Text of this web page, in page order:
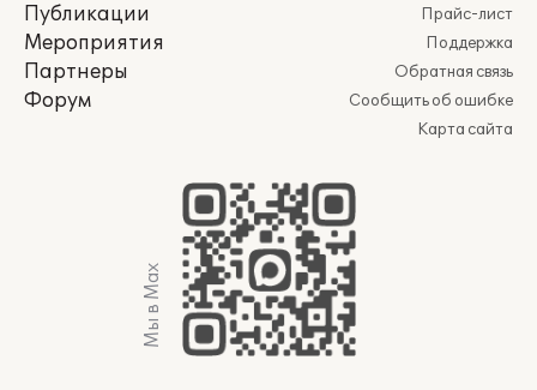
Публикации
Мероприятия
Партнеры
Форум
Прайс-лист
Поддержка
Обратная связь
Сообщить об ошибке
Карта сайта
Мы в Max